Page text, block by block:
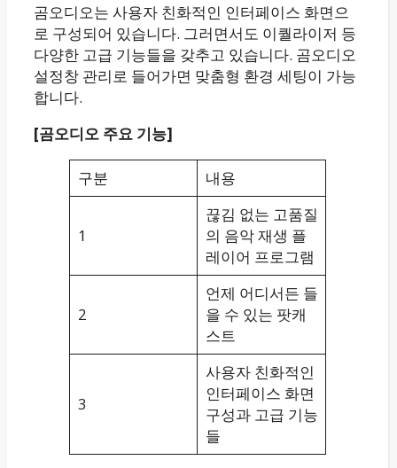
곰오디오는 사용자 친화적인 인터페이스 화면으
로 구성되어 있습니다. 그러면서도 이퀄라이저 등
다양한 고급 기능들을 갖추고 있습니다. 곰오디오
설정창 관리로 들어가면 맞춤형 환경 세팅이 가능
합니다.
[곰오디오 주요 기능]
구분 내용
1
끊김 없는 고품질
의 음악 재생 플
레이어 프로그램
2
언제 어디서든 들
을 수 있는 팟캐
스트
3
사용자 친화적인
인터페이스 화면
구성과 고급 기능
들